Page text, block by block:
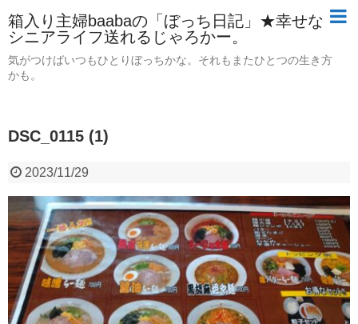
箱入り主婦baabaの「ぼっち日記」★幸せな
シニアライフ送れるじゃろかー。
気がつけばいつもひとりぼっちかな。それもまたひとつの生き方
かも。
DSC_0115 (1)
2023/11/29